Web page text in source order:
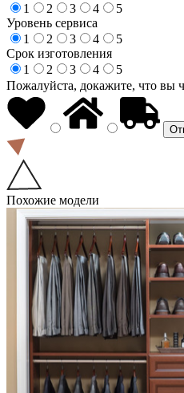
1
2 3 4
5
Уровень сервиса
1
2 3 4
5
Срок изготовления
1
2 3 4
5
Пожалуйста, докажите, что вы
Похожие модели